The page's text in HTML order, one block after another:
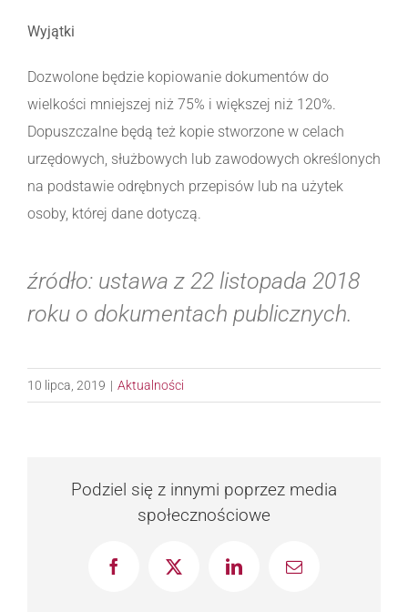
Wyjątki
Dozwolone będzie kopiowanie dokumentów do
wielkości mniejszej niż 75% i większej niż 120%.
Dopuszczalne będą też kopie stworzone w celach
urzędowych, służbowych lub zawodowych określonych
na podstawie odrębnych przepisów lub na użytek
osoby, której dane dotyczą.
źródło: ustawa z 22 listopada 2018
roku o dokumentach publicznych.
10 lipca, 2019 | Aktualności
Podziel się z innymi poprzez media
społecznościowe
FacebookX LinkedInEmail